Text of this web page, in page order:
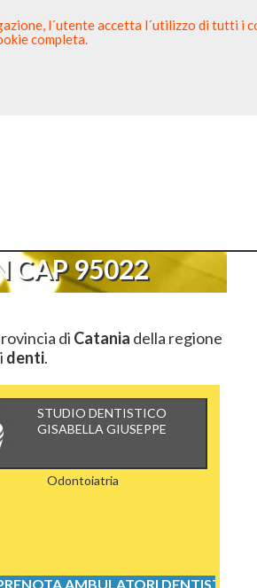
CAP 95022
di Catania della regione
denti.
STUDIO DENTISTICO
GISABELLA GIUSEPPE
Odontoiatria
AMBULATORI DENTISTICI
l´utente accetta l´utilizzo di tutti i
completa.